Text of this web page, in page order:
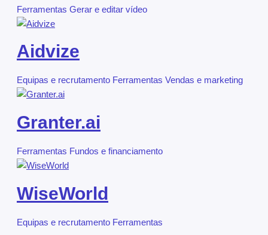
Ferramentas Gerar e editar vídeo
Aidvize
Equipas e recrutamento Ferramentas Vendas e marketing
Granter.ai
Ferramentas Fundos e financiamento
WiseWorld
Equipas e recrutamento Ferramentas